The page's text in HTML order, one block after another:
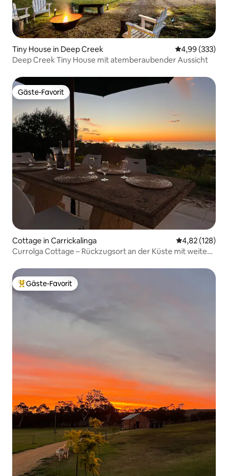
Tiny House in Deep Creek
4,99 (333)
Deep Creek Tiny House mit atemberaubender Aussicht
Gäste-Favorit
Gäste-Favorit
Cottage in Carrickalinga
4,82 (128)
Currolga Cottage – Rückzugsort an der Küste mit weitem
Beliebter Gäste-Favorit.
Gäste-Favorit